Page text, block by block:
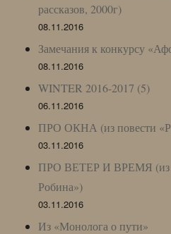
рассказов, 2000г)
08.11.2016
Замечания к конкурсу
08.11.2016
WINTER 2016-2017 (5)
06.11.2016
ПРО ОКНА (из повести
03.11.2016
ПРО ВЕТЕР И ВРЕМЯ (из
Робина»)
03.11.2016
Из «Монолога о пути»